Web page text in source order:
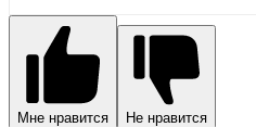
Мне нравится Не нравится